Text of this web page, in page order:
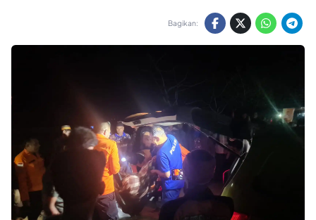
Bagikan: